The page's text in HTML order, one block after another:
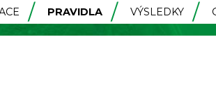
PRAVIDLA VÝSLEDKY